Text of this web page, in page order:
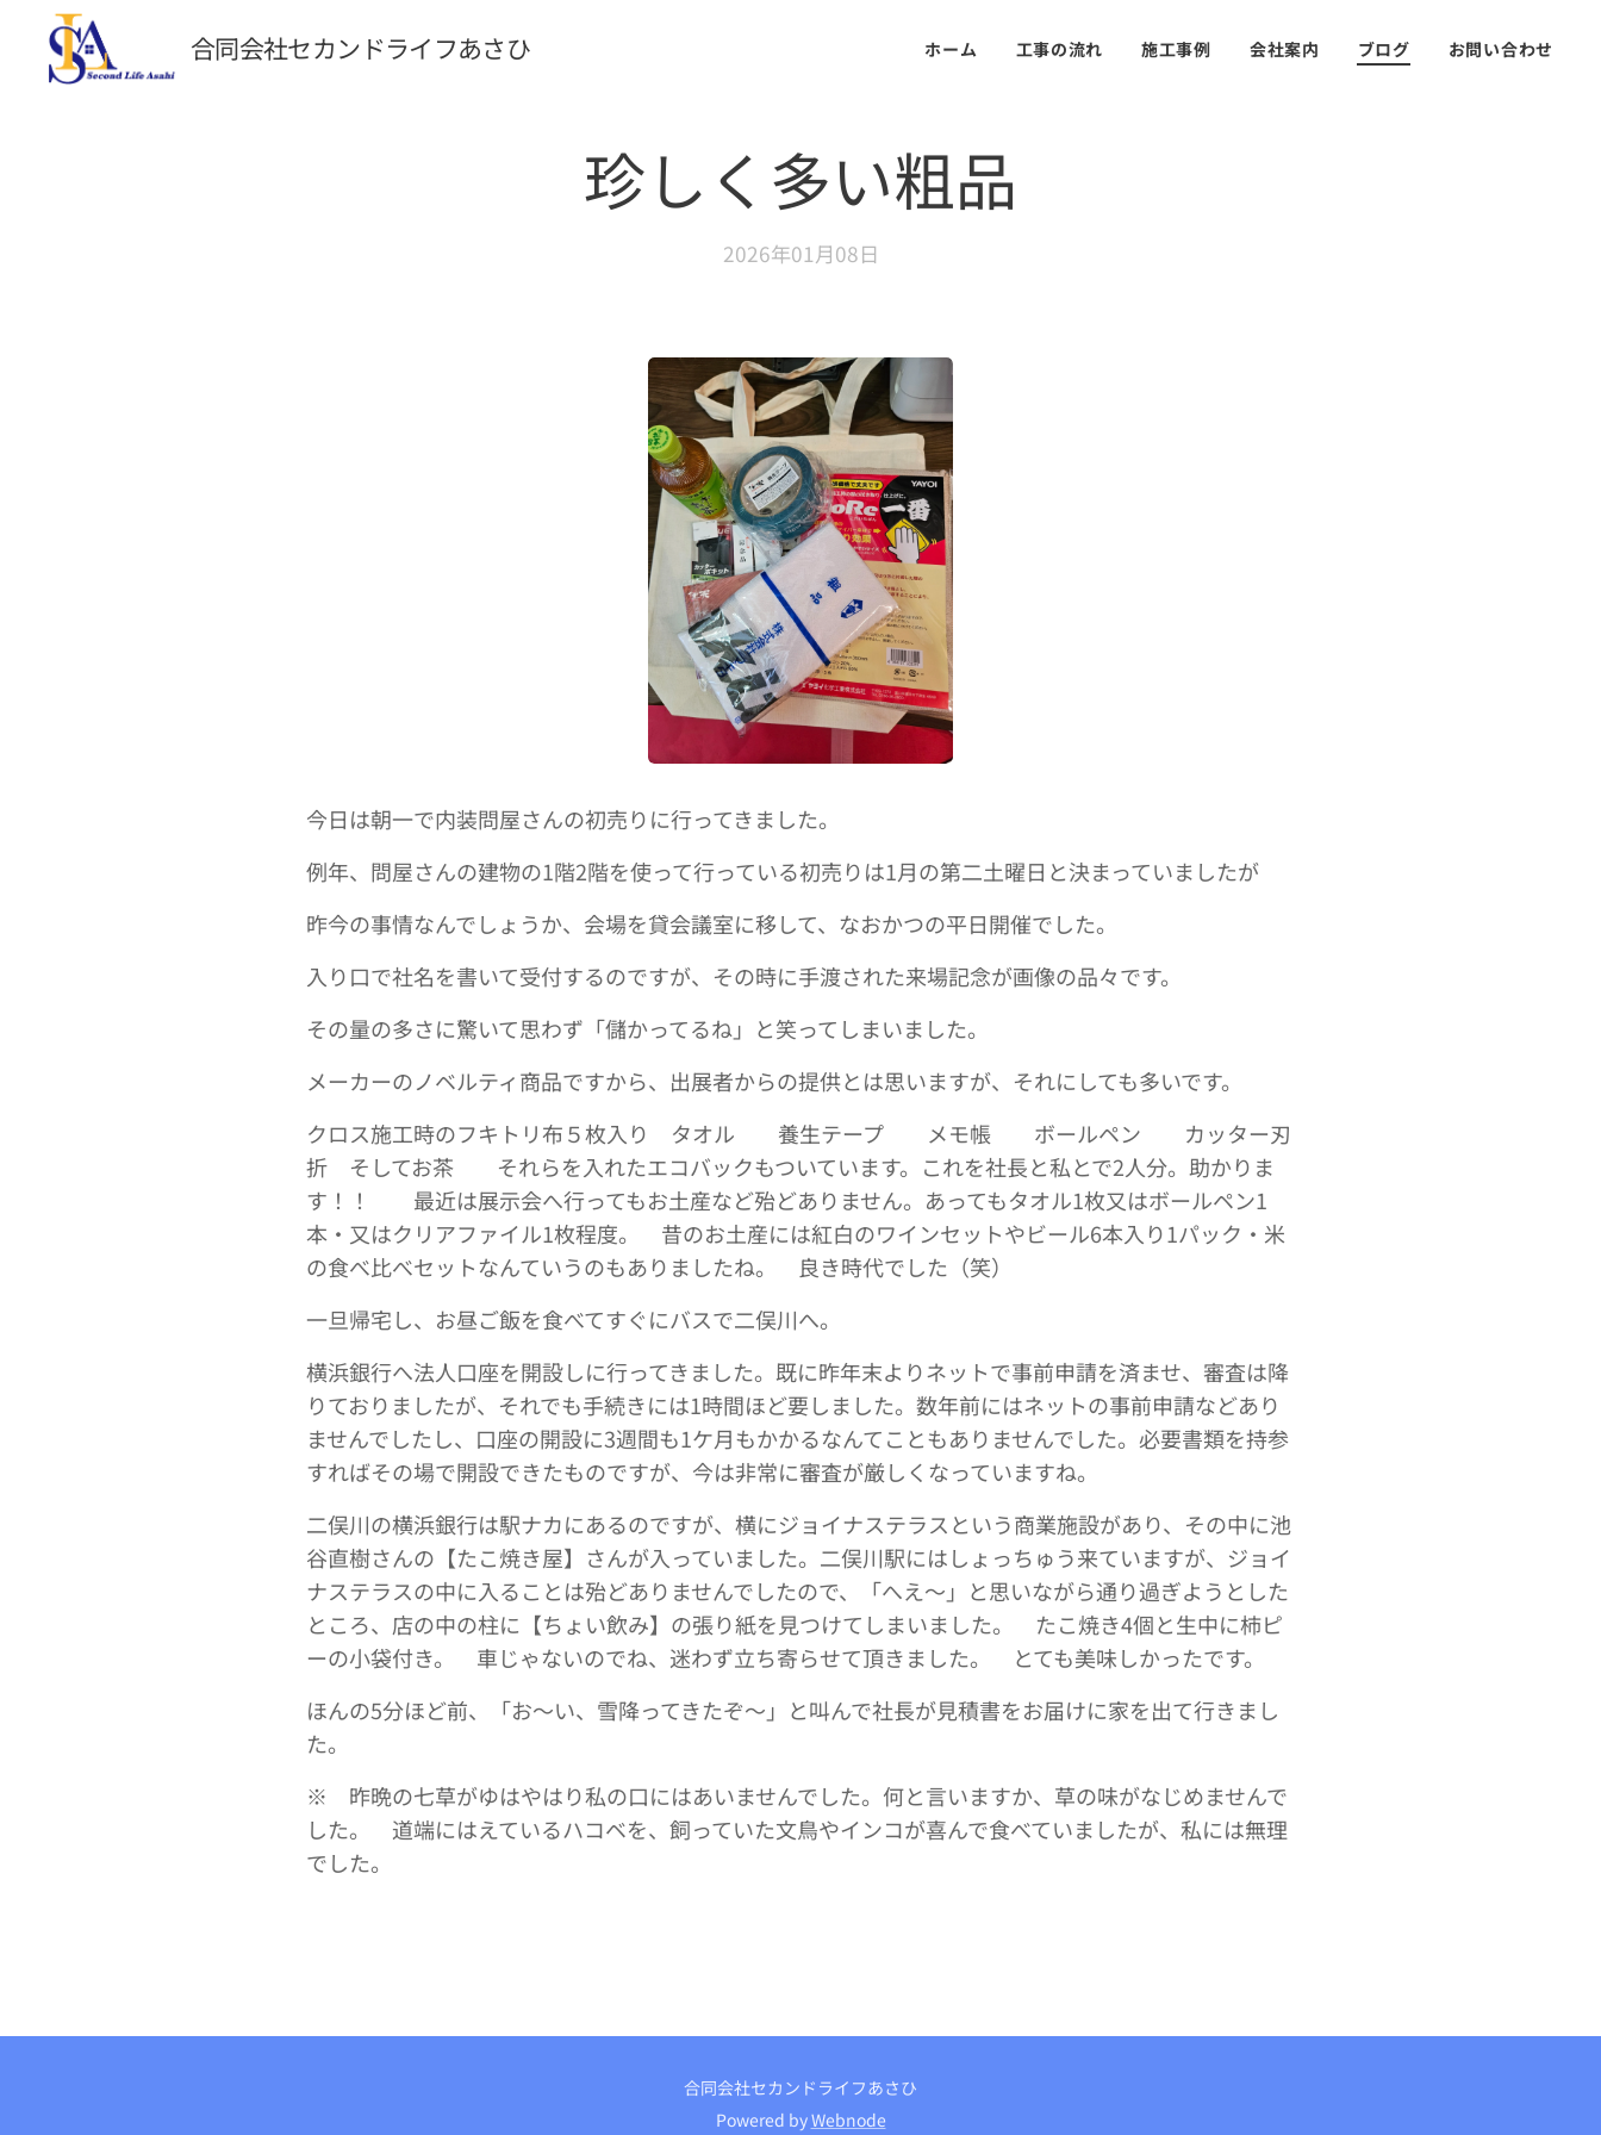
合同会社セカンドライフあさひ ホーム 工事の流れ 施工事例 会社案内 ブログ お問い合わせ
珍しく多い粗品
2026年01月08日
今日は朝一で内装問屋さんの初売りに行ってきました。
例年、問屋さんの建物の1階2階を使って行っている初売りは1月の第二土曜日と決まっていましたが
昨今の事情なんでしょうか、会場を貸会議室に移して、なおかつの平日開催でした。
入り口で社名を書いて受付するのですが、その時に手渡された来場記念が画像の品々です。
その量の多さに驚いて思わず「儲かってるね」と笑ってしまいました。
メーカーのノベルティ商品ですから、出展者からの提供とは思いますが、それにしても多いです。
クロス施工時のフキトリ布５枚入り タオル 養生テープ メモ帳 ボールペン カッター刃
折 そしてお茶 それらを入れたエコバックもついています。これを社長と私とで2人分。助かりま
す！！ 最近は展示会へ行ってもお土産など殆どありません。あってもタオル1枚又はボールペン1
本・又はクリアファイル1枚程度。 昔のお土産には紅白のワインセットやビール6本入り1パック・米
の食べ比べセットなんていうのもありましたね。 良き時代でした（笑）
一旦帰宅し、お昼ご飯を食べてすぐにバスで二俣川へ。
横浜銀行へ法人口座を開設しに行ってきました。既に昨年末よりネットで事前申請を済ませ、審査は降
りておりましたが、それでも手続きには1時間ほど要しました。数年前にはネットの事前申請などあり
ませんでしたし、口座の開設に3週間も1ケ月もかかるなんてこともありませんでした。必要書類を持参
すればその場で開設できたものですが、今は非常に審査が厳しくなっていますね。
二俣川の横浜銀行は駅ナカにあるのですが、横にジョイナステラスという商業施設があり、その中に池
谷直樹さんの【たこ焼き屋】さんが入っていました。二俣川駅にはしょっちゅう来ていますが、ジョイ
ナステラスの中に入ることは殆どありませんでしたので、「へえ～」と思いながら通り過ぎようとした
ところ、店の中の柱に【ちょい飲み】の張り紙を見つけてしまいました。 たこ焼き4個と生中に柿ピ
ーの小袋付き。 車じゃないのでね、迷わず立ち寄らせて頂きました。 とても美味しかったです。
ほんの5分ほど前、「お～い、雪降ってきたぞ～」と叫んで社長が見積書をお届けに家を出て行きまし
た。
※ 昨晩の七草がゆはやはり私の口にはあいませんでした。何と言いますか、草の味がなじめませんで
した。 道端にはえているハコベを、飼っていた文鳥やインコが喜んで食べていましたが、私には無理
でした。
合同会社セカンドライフあさひ
Powered byWebnode